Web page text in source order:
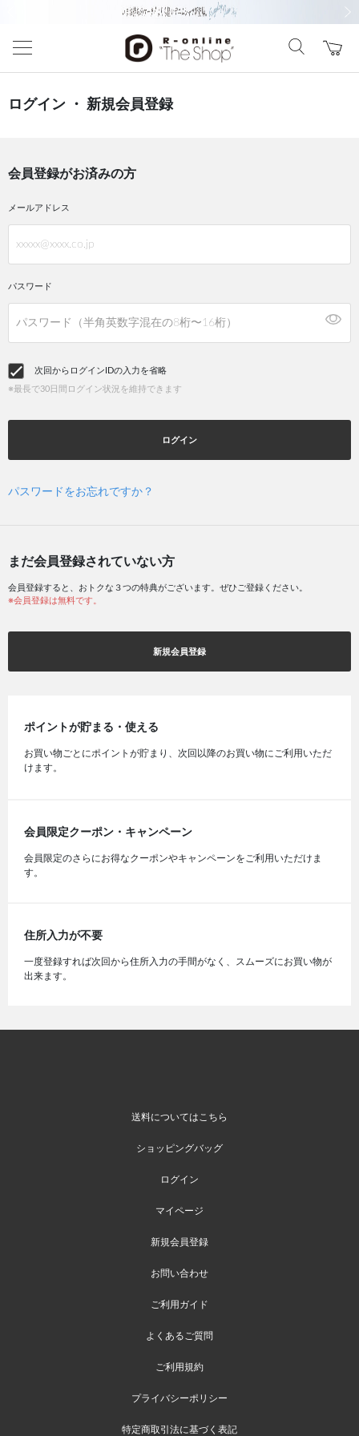
ログイン ・ 新規会員登録
会員登録がお済みの方
メールアドレス
パスワード
次回からログインIDの入力を省略
※最長で30日間ログイン状況を維持できます
ログイン
パスワードをお忘れですか？
まだ会員登録されていない方
会員登録すると、おトクな３つの特典がございます。ぜひご登録ください。
※会員登録は無料です。
新規会員登録
ポイントが貯まる・使える
お買い物ごとにポイントが貯まり、次回以降のお買い物にご利用いただ
けます。
会員限定クーポン・キャンペーン
会員限定のさらにお得なクーポンやキャンペーンをご利用いただけま
す。
住所入力が不要
一度登録すれば次回から住所入力の手間がなく、スムーズにお買い物が
出来ます。
送料についてはこちら
ショッピングバッグ
ログイン
マイページ
新規会員登録
お問い合わせ
ご利用ガイド
よくあるご質問
ご利用規約
プライバシーポリシー
特定商取引法に基づく表記